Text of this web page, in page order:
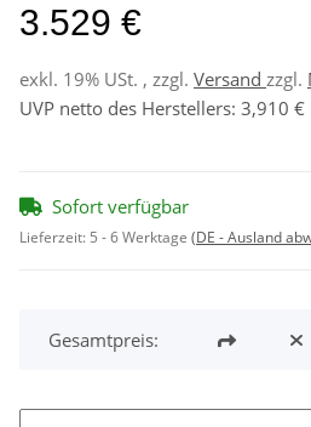
3.529 €
exkl. 19% USt. , zzgl. Versand zzgl.
UVP netto des Herstellers: 3,910 €
Sofort verfügbar
Lieferzeit: 5 - 6 Werktage (DE - Ausland
Gesamtpreis: